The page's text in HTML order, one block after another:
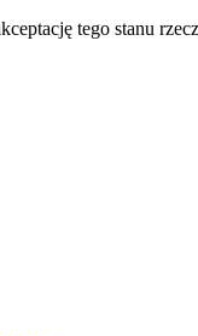
tego stanu